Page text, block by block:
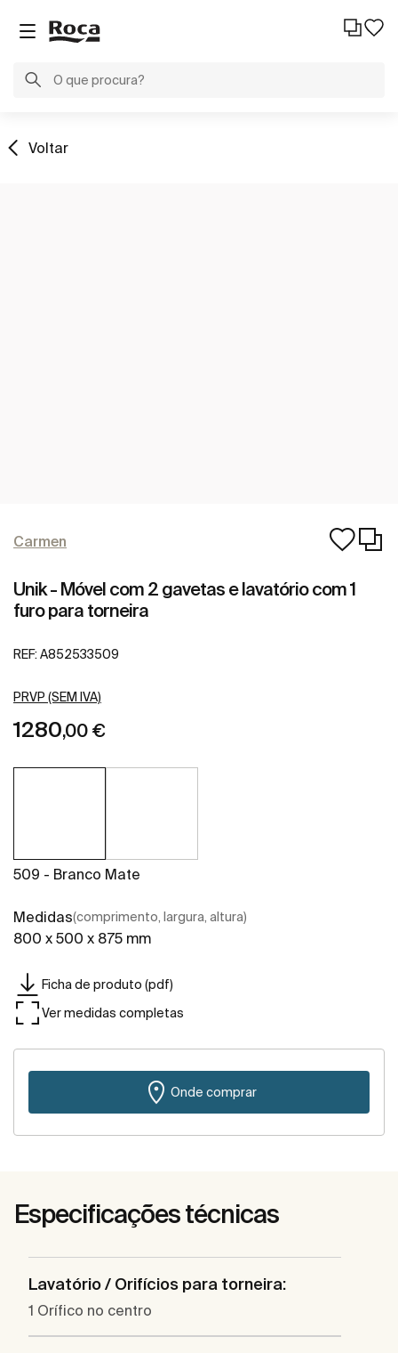
Voltar
Carmen
Unik - Móvel com 2 gavetas e lavatório com 1
furo para torneira
REF: A852533509
PRVP (SEM IVA)
1280,00 €
509 - Branco Mate
Medidas(comprimento, largura, altura)
800 x 500 x 875 mm
Ficha de produto (pdf)
Ver medidas completas
Onde comprar
Especificações técnicas
Lavatório / Orifícios para torneira:
1 Orífico no centro